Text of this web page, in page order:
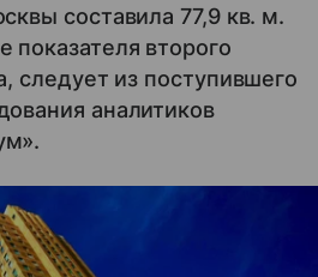
составила 77,9 кв. м.
показателя второго
следует из поступившего
аналитиков